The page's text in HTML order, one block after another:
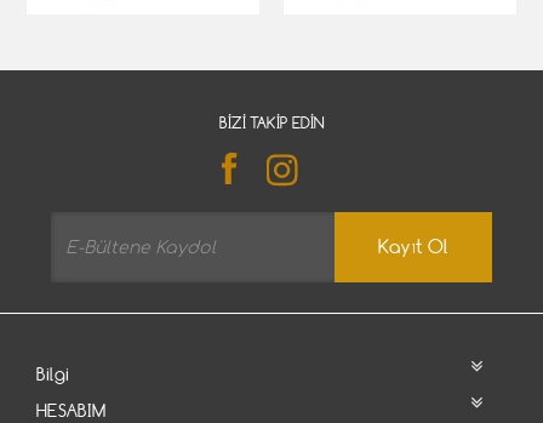
BIZI TAKIP EDIN
Kayıt Ol
Bilgi
HESABIM